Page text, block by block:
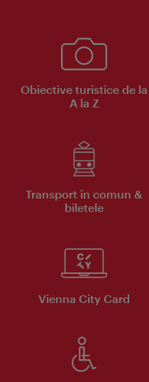
Obiective turistice de la
A la Z
Transport în comun &
biletele
Vienna City Card